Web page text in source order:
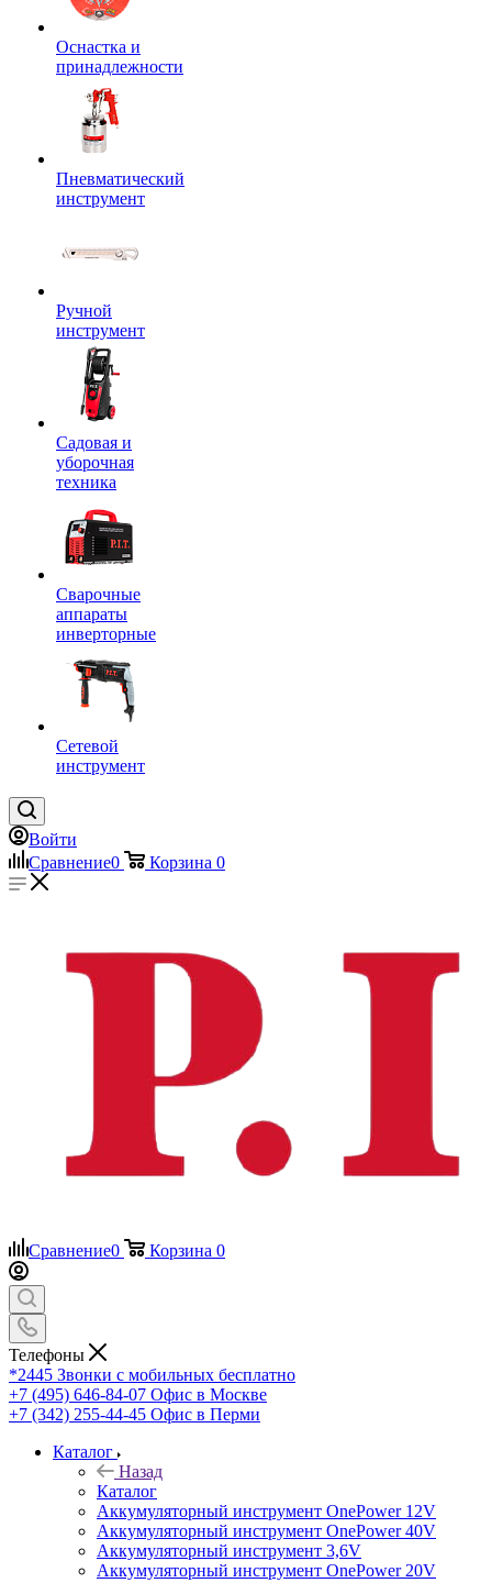
Оснастка и
принадлежности
Пневматический
инструмент
Ручной
инструмент
Садовая и
уборочная
техника
Сварочные
аппараты
инверторные
Сетевой
инструмент
Войти
Сравнение0 Корзина 0
Сравнение0 Корзина 0
Телефоны
*2445 Звонки с мобильных бесплатно
+7 (495) 646-84-07 Офис в Москве
+7 (342) 255-44-45 Офис в Перми
Каталог
Назад
Каталог
Аккумуляторный инструмент OnePower 12V
Аккумуляторный инструмент OnePower 40V
Аккумуляторный инструмент 3,6V
Аккумуляторный инструмент OnePower 20V